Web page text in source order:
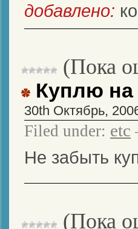
добавлено:
(Пока
Куплю
30th Октябрь,
Filed under: etc
Не забыть
(Пока